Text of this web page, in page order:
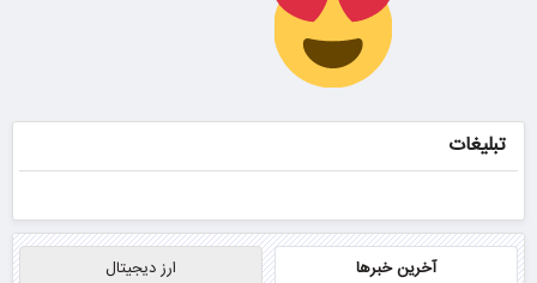
تبلیغات
آخرین خبرها ارز دیجیتال